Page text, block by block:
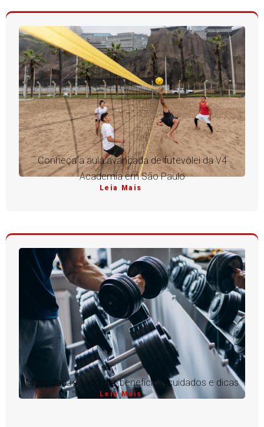
Conheça a aula avançada de futevôlei da V4
Academia em São Paulo
Leia Mais
Musculação todo dia: benefícios, cuidados e dicas
Leia Mais